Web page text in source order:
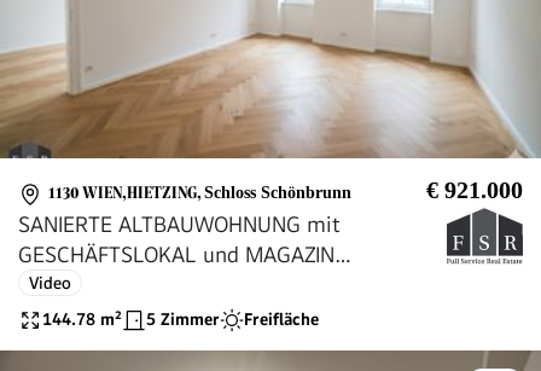
1130 WIEN,HIETZING, Schloss Schönbrunn € 921.000
SANIERTE ALTBAUWOHNUNG mit
GESCHÄFTSLOKAL und MAGAZIN
(ca.144,78m²) - Erstbezug
Video
144.78 m² 5 Zimmer Freifläche